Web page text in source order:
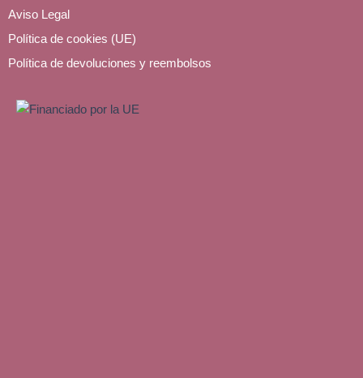
p
m
Aviso Legal
Política de cookies (UE)
Política de devoluciones y reembolsos